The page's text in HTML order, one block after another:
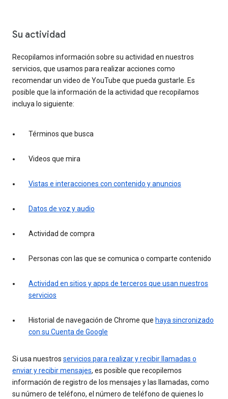
Su actividad
Recopilamos información sobre su actividad en nuestros
servicios, que usamos para realizar acciones como
recomendar un video de YouTube que pueda gustarle. Es
posible que la información de la actividad que recopilamos
incluya lo siguiente:
Términos que busca
Videos que mira
Vistas e interacciones con contenido y anuncios
Datos de voz y audio
Actividad de compra
Personas con las que se comunica o comparte contenido
Actividad en sitios y apps de terceros que usan nuestros
servicios
Historial de navegación de Chrome que haya sincronizado
con su Cuenta de Google
Si usa nuestros servicios para realizar y recibir llamadas o
enviar y recibir mensajes, es posible que recopilemos
información de registro de los mensajes y las llamadas, como
su número de teléfono, el número de teléfono de quienes lo